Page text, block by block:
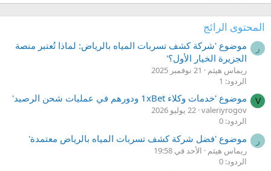
المحتوى الرائج
ر
موضوع 'شركة كشف تسربات المياه بالرياض: لماذا تُعتبر منصة
الجزيرة الخيار الأول؟'
ريماس هيثم
21 نوفمبر 2025
الردود: 1
V موضوع 'خدمات وكلاء 1xBet ودورهم في عمليات شحن الرصيد'
valeriyrogov 22 يوليو 2026
الردود: 0
ر موضوع 'فضل شركة كشف تسربات المياه بالرياض معتمدة'
ريماس هيثم
الأحد في 19:58
الردود: 0